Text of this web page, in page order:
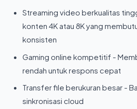
Streaming video berkualitas
konten 4K atau 8K yang
konsisten
Gaming online kompetitif -
rendah untuk respons cepat
Transfer file berukuran besar -
sinkronisasi cloud